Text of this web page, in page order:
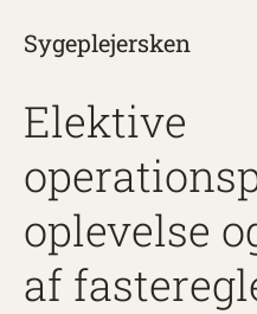
Sygeplejersken
Elektive
oplevelse
af